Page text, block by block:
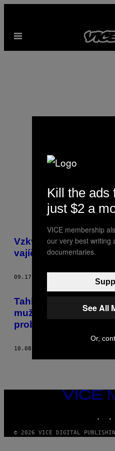
content
Open
Toby
POSTS
BY
THIS
AUTHOR
Vzkvétající fetiš
vajíček
09.17.15 TOBY MCCASKER
Tahle holka myslí, že
mužské populace
problémy
10.08.14
VICE
MEDIA
© 2026 VICE DIGITAL
Kill the ads
just $2 a
VICE membership
our very best writing
documentaries.
See All
Or,